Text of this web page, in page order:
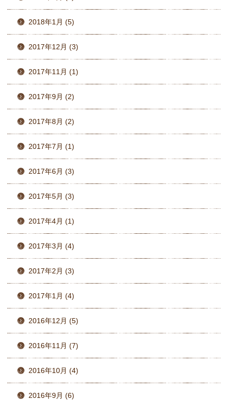
2018年1月 (5)
2017年12月 (3)
2017年11月 (1)
2017年9月 (2)
2017年8月 (2)
2017年7月 (1)
2017年6月 (3)
2017年5月 (3)
2017年4月 (1)
2017年3月 (4)
2017年2月 (3)
2017年1月 (4)
2016年12月 (5)
2016年11月 (7)
2016年10月 (4)
2016年9月 (6)